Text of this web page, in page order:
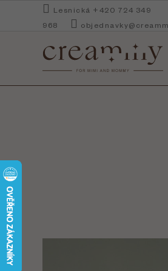
Lesnická +420 724 349
968